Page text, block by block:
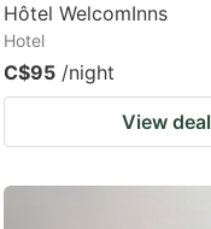
Hôtel WelcomInns
Hotel
C$95 /night
View deal